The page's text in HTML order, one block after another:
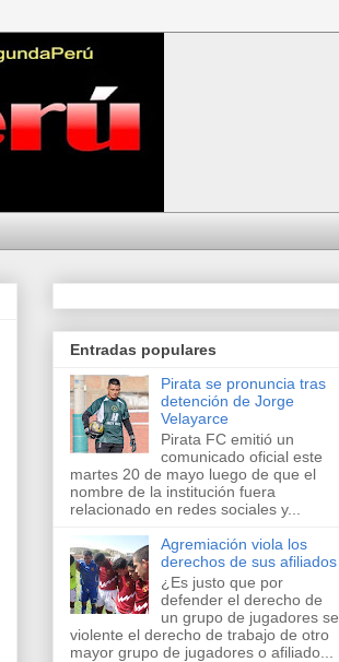
Entradas populares
Pirata se pronuncia tras
detención de Jorge
Velayarce
Pirata FC emitió un
comunicado oficial este
martes 20 de mayo luego de que el
nombre de la institución fuera
relacionado en redes sociales y...
Agremiación viola los
derechos de sus afiliados
¿Es justo que por
defender el derecho de
un grupo de jugadores se
violente el derecho de trabajo de otro
mayor grupo de jugadores o afiliado...